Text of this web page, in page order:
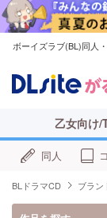
ボーイズラブ(BL)同人
乙女向け/
同人
BLドラマCD ブラン